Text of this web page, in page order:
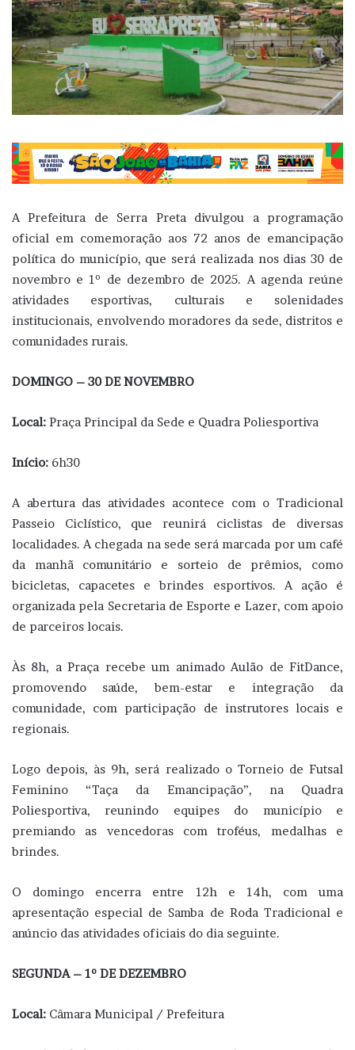
A Prefeitura de Serra Preta divulgou a programação
oficial em comemoração aos 72 anos de emancipação
política do município, que será realizada nos dias 30 de
novembro e 1º de dezembro de 2025. A agenda reúne
atividades esportivas, culturais e solenidades
institucionais, envolvendo moradores da sede, distritos e
comunidades rurais.
DOMINGO – 30 DE NOVEMBRO
Local: Praça Principal da Sede e Quadra Poliesportiva
Início: 6h30
A abertura das atividades acontece com o Tradicional
Passeio Ciclístico, que reunirá ciclistas de diversas
localidades. A chegada na sede será marcada por um café
da manhã comunitário e sorteio de prêmios, como
bicicletas, capacetes e brindes esportivos. A ação é
organizada pela Secretaria de Esporte e Lazer, com apoio
de parceiros locais.
Às 8h, a Praça recebe um animado Aulão de FitDance,
promovendo saúde, bem-estar e integração da
comunidade, com participação de instrutores locais e
regionais.
Logo depois, às 9h, será realizado o Torneio de Futsal
Feminino “Taça da Emancipação”, na Quadra
Poliesportiva, reunindo equipes do município e
premiando as vencedoras com troféus, medalhas e
brindes.
O domingo encerra entre 12h e 14h, com uma
apresentação especial de Samba de Roda Tradicional e
anúncio das atividades oficiais do dia seguinte.
SEGUNDA – 1º DE DEZEMBRO
Local: Câmara Municipal / Prefeitura